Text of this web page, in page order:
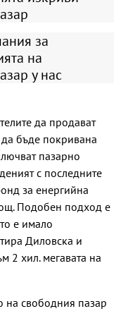
за
на
у нас
да продават
бъде покривана
пазарно
с последните
за енергийна
Подобен подход е
е имало
Диловска и
2 хил. мегавата на
на свободния пазар